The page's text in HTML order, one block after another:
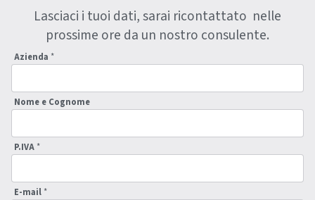
Lasciaci i tuoi dati, sarai ricontattato nelle
prossime ore da un nostro consulente.
Azienda *
Nome e Cognome
P.IVA *
E-mail *